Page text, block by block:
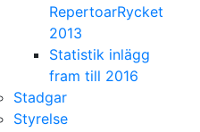
RepertoarRycket
2013
Statistik inlägg
fram till 2016
Stadgar
Styrelse